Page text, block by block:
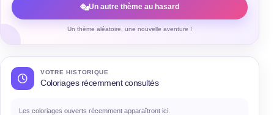
Un autre thème au hasard
Un thème aléatoire, une nouvelle aventure !
VOTRE HISTORIQUE
Coloriages récemment consultés
Les coloriages ouverts récemment apparaîtront ici.